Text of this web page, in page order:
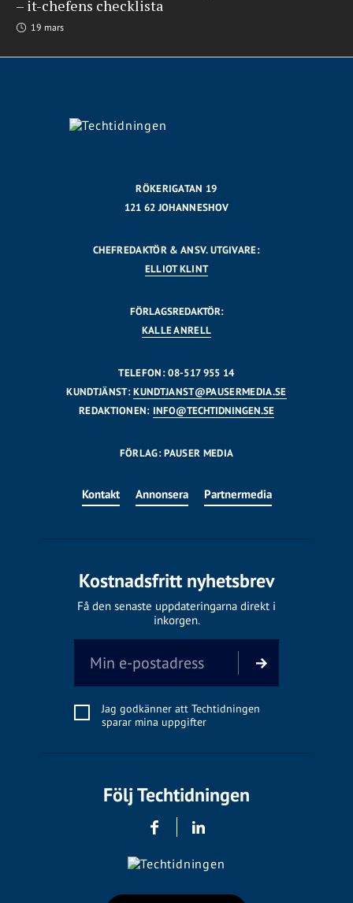
– it-chefens checklista
19 mars
RÖKERIGATAN 19
121 62 JOHANNESHOV
CHEFREDAKTÖR & ANSV. UTGIVARE:
ELLIOT KLINT
FÖRLAGSREDAKTÖR:
KALLE ANRELL
TELEFON: 08-517 955 14
KUNDTJÄNST:KUNDTJANST@PAUSERMEDIA.SE
REDAKTIONEN: INFO@TECHTIDNINGEN.SE
FÖRLAG: PAUSER MEDIA
Kontakt Annonsera Partnermedia
Kostnadsfritt nyhetsbrev
Få den senaste uppdateringarna direkt i
inkorgen.
Jag godkänner att Techtidningen
sparar mina uppgifter
Följ Techtidningen